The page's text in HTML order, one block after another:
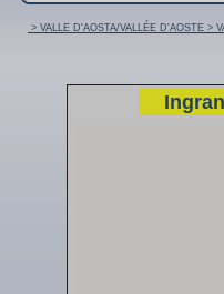
> VALLE D'AOSTA/VALLÉE D'AOSTE >